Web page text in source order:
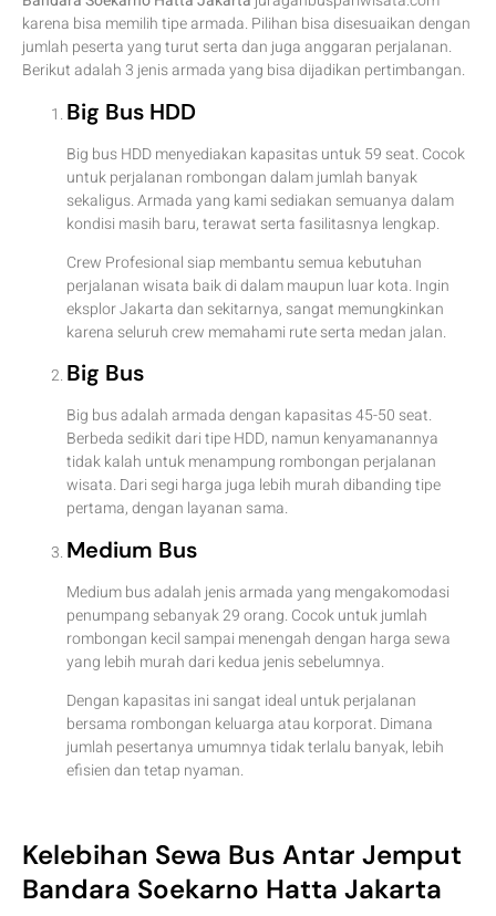
karena bisa memilih tipe armada. Pilihan bisa disesuaikan dengan
jumlah peserta yang turut serta dan juga anggaran perjalanan.
Berikut adalah 3 jenis armada yang bisa dijadikan pertimbangan.
Big Bus HDD
Big bus HDD menyediakan kapasitas untuk 59 seat. Cocok
untuk perjalanan rombongan dalam jumlah banyak
sekaligus. Armada yang kami sediakan semuanya dalam
kondisi masih baru, terawat serta fasilitasnya lengkap.
Crew Profesional siap membantu semua kebutuhan
perjalanan wisata baik di dalam maupun luar kota. Ingin
eksplor Jakarta dan sekitarnya, sangat memungkinkan
karena seluruh crew memahami rute serta medan jalan.
Big Bus
Big bus adalah armada dengan kapasitas 45-50 seat.
Berbeda sedikit dari tipe HDD, namun kenyamanannya
tidak kalah untuk menampung rombongan perjalanan
wisata. Dari segi harga juga lebih murah dibanding tipe
pertama, dengan layanan sama.
Medium Bus
Medium bus adalah jenis armada yang mengakomodasi
penumpang sebanyak 29 orang. Cocok untuk jumlah
rombongan kecil sampai menengah dengan harga sewa
yang lebih murah dari kedua jenis sebelumnya.
Dengan kapasitas ini sangat ideal untuk perjalanan
bersama rombongan keluarga atau korporat. Dimana
jumlah pesertanya umumnya tidak terlalu banyak, lebih
efisien dan tetap nyaman.
Kelebihan Sewa Bus Antar Jemput
Bandara Soekarno Hatta Jakarta